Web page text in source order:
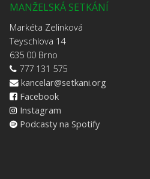
MANŽELSKÁ SETKÁNÍ
Markéta Zelinková
Teyschlova 14
635 00 Brno
777 131 575
kancelar@setkani.org
Facebook
Instagram
Podcasty na Spotify